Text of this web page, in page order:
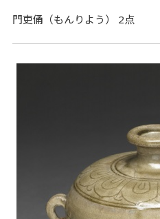
門吏俑（もんりよう） 2点